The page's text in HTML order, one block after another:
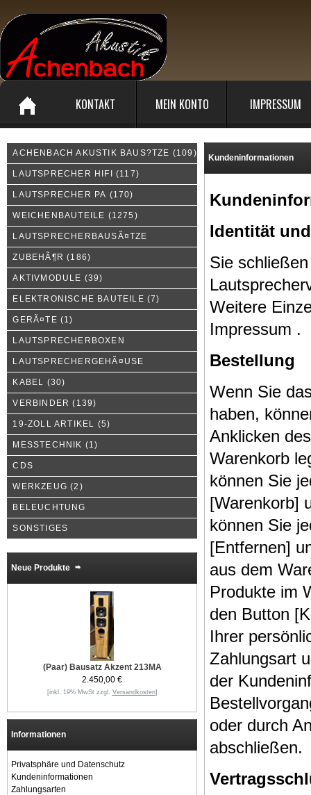
KONTAKT MEIN KONTO IMPRESSUM
ACHENBACH AKUSTIK BAUS?TZE (109)
LAUTSPRECHER HIFI (117)
LAUTSPRECHER PA (170)
WEICHENBAUTEILE (1275)
LAUTSPRECHERBAUSÃ¤TZE
ZUBEHÃ¶R (186)
AKTIVMODULE (39)
ELEKTRONISCHE BAUTEILE (7)
GERÃ¤TE (1)
LAUTSPRECHERBOXEN
LAUTSPRECHERGEHÃ¤USE
KABEL (30)
VERBINDER (139)
19-ZOLL ARTIKEL (5)
MESSTECHNIK (1)
CDS
WERKZEUG (2)
BELEUCHTUNG
SONSTIGES
Neue Produkte
(Paar) Bausatz Akzent 213MA
2.450,00 €
[inkl. 19% MwSt zzgl. Versandkosten]
Informationen
Privatsphäre und Datenschutz
Kundeninformationen
Zahlungsarten
Kundeninformationen
Identität
Sie
Weitere
Impressum .
Bestellung
Wenn Sie
haben,
Anklicken
Warenkorb
können Sie
[Warenkorb]
können Sie
[Entfernen]
aus dem
Produkte im
den Button
Ihrer
Zahlungsart
der
oder durch
abschließen.